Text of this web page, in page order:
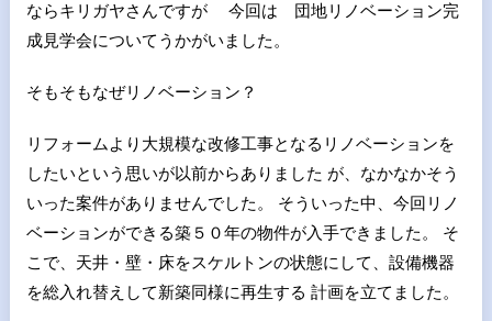
ならキリガヤさんですが 今回は 団地リノベーション完
成見学会についてうかがいました。
そもそもなぜリノベーション？
リフォームより大規模な改修工事となるリノベーションを
したいという思いが以前からありました が、なかなかそう
いった案件がありませんでした。 そういった中、今回リノ
ベーションができる築５０年の物件が入手できました。 そ
こで、天井・壁・床をスケルトンの状態にして、設備機器
を総入れ替えして新築同様に再生する 計画を立てました。